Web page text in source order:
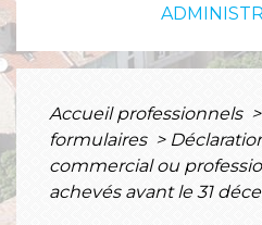
Accueil professionnels >
formulaires >
commercial ou
achevés avant le 31